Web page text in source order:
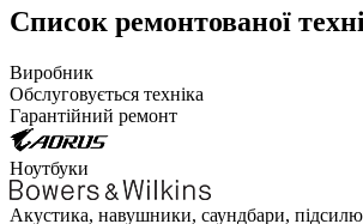
Список ремонтованої
Виробник
Обслуговується техніка
Гарантійний ремонт
Ноутбуки
Акустика, навушники, саундбари,